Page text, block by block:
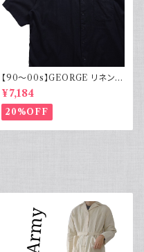
【90～00s】GEORGE リネンレ
ーヨンシャツ 黒 ボックスシルエ
ット XL
¥7,184
20%OFF